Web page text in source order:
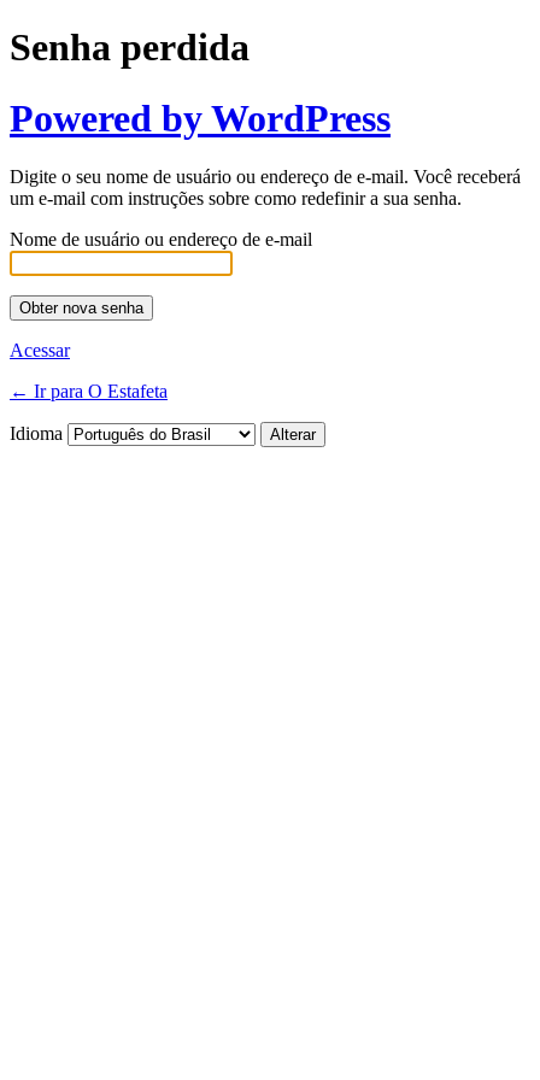
Senha perdida
Powered by WordPress
Digite o seu nome de usuário ou endereço de e-mail. Você receberá
um e-mail com instruções sobre como redefinir a sua senha.
Nome de usuário ou endereço de e-mail
Acessar
← Ir para O Estafeta
Idioma